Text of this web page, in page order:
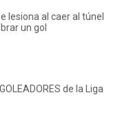
lesiona al caer al túnel
un gol
de la Liga